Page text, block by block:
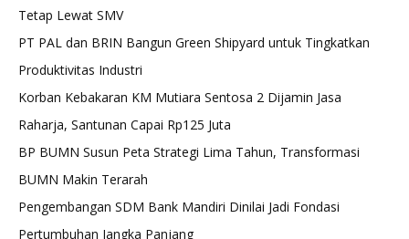
Tetap Lewat SMV
PT PAL dan BRIN Bangun Green Shipyard untuk Tingkatkan
Produktivitas Industri
Korban Kebakaran KM Mutiara Sentosa 2 Dijamin Jasa
Raharja, Santunan Capai Rp125 Juta
BP BUMN Susun Peta Strategi Lima Tahun, Transformasi
BUMN Makin Terarah
Pengembangan SDM Bank Mandiri Dinilai Jadi Fondasi
Pertumbuhan Jangka Panjang